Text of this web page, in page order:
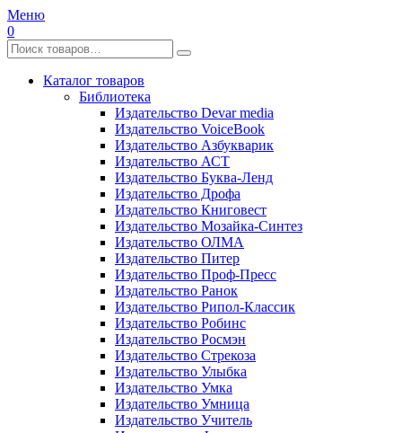
Меню
0
Каталог товаров
Библиотека
Издательство Devar media
Издательство VoiceBook
Издательство Азбукварик
Издательство АСТ
Издательство Буква-Ленд
Издательство Дрофа
Издательство Книговест
Издательство Мозайка-Синтез
Издательство ОЛМА
Издательство Питер
Издательство Проф-Пресс
Издательство Ранок
Издательство Рипол-Классик
Издательство Робинс
Издательство Росмэн
Издательство Стрекоза
Издательство Улыбка
Издательство Умка
Издательство Умница
Издательство Учитель